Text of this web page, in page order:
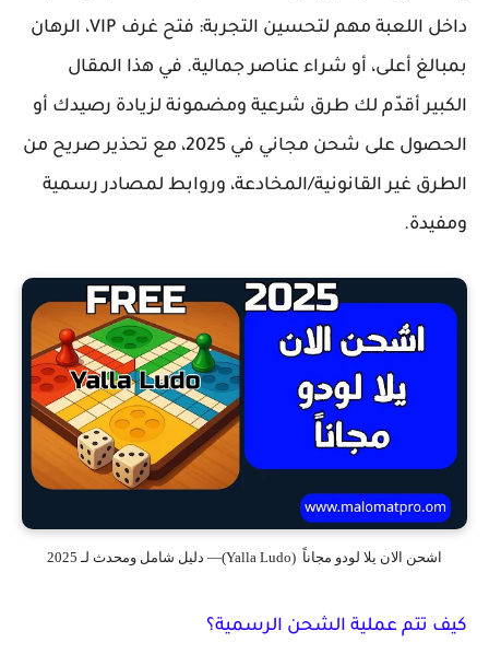
داخل اللعبة مهم لتحسين التجربة: فتح غرف VIP، الرهان
بمبالغ أعلى، أو شراء عناصر جمالية. في هذا المقال
الكبير أقدّم لك طرق شرعية ومضمونة لزيادة رصيدك أو
الحصول على شحن مجاني في 2025، مع تحذير صريح من
الطرق غير القانونية/المخادعة، وروابط لمصادر رسمية
ومفيدة.
اشحن الان يلا لودو مجاناً (Yalla Ludo)— دليل شامل ومحدث لـ 2025
كيف تتم عملية الشحن الرسمية؟